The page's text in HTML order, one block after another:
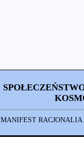
MANIFEST